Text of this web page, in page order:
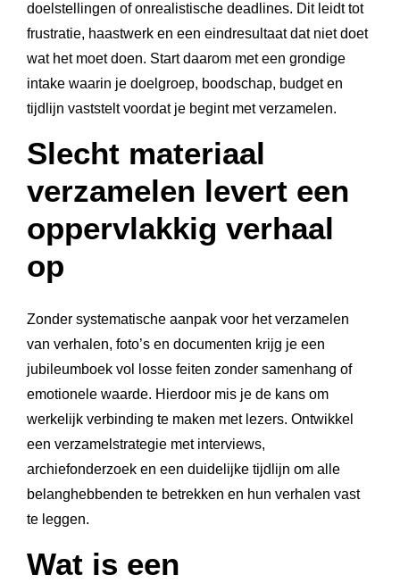
doelstellingen of onrealistische deadlines. Dit leidt tot
frustratie, haastwerk en een eindresultaat dat niet doet
wat het moet doen. Start daarom met een grondige
intake waarin je doelgroep, boodschap, budget en
tijdlijn vaststelt voordat je begint met verzamelen.
Slecht materiaal
verzamelen levert een
oppervlakkig verhaal
op
Zonder systematische aanpak voor het verzamelen
van verhalen, foto’s en documenten krijg je een
jubileumboek vol losse feiten zonder samenhang of
emotionele waarde. Hierdoor mis je de kans om
werkelijk verbinding te maken met lezers. Ontwikkel
een verzamelstrategie met interviews,
archiefonderzoek en een duidelijke tijdlijn om alle
belanghebbenden te betrekken en hun verhalen vast
te leggen.
Wat is een